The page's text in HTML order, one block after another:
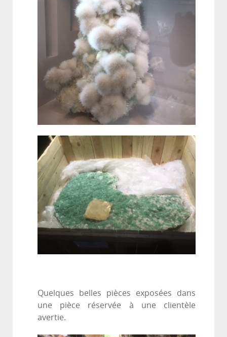
Quelques belles pièces exposées dans
une pièce réservée à une clientèle
avertie.